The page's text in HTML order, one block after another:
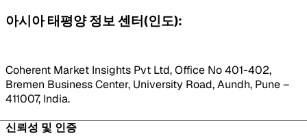
아시아 태평양 정보 센터(인도):
Coherent Market Insights Pvt Ltd, Office No 401-402,
Bremen Business Center, University Road, Aundh, Pune –
411007, India.
신뢰성 및 인증